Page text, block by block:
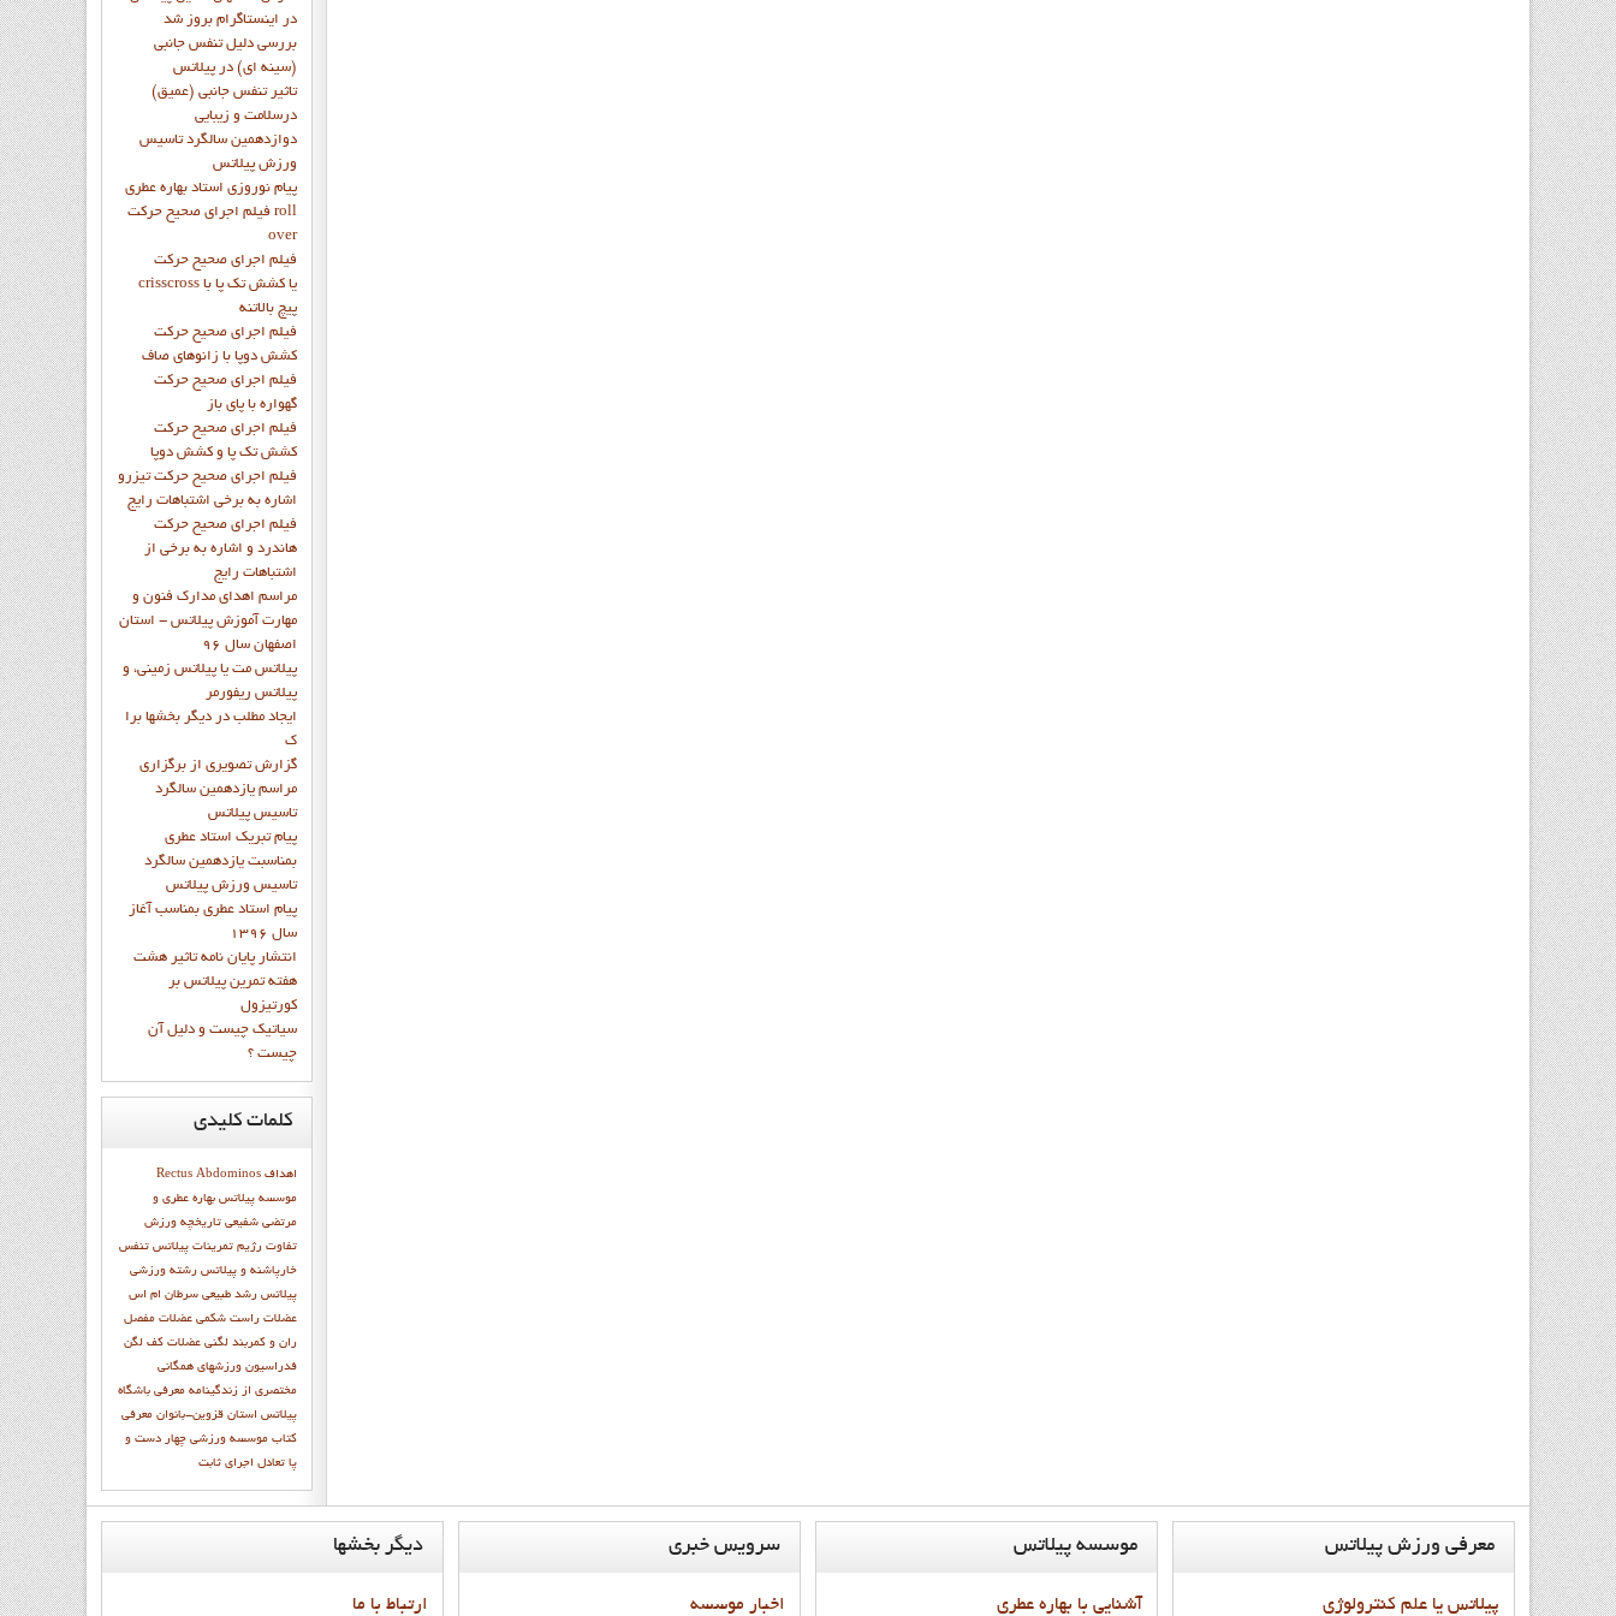
در اینستاگرام بروز شد
بررسی دلیل تنفس جانبی
(سینه ای) در پیلاتس
تاثیر تنفس جانبی (عمیق)
درسلامت و زیبایی
دوازدهمين سالگرد تاسيس
ورزش پيلاتس
پيام نوروزي استاد بهاره عطري
فيلم اجراي صحيح حرکت roll
over
فيلم اجراي صحيح حركت
crisscross يا كشش تك پا با
پيچ بالاتنه
فيلم اجراي صحيح حرکت
كشش دوپا با زانوهاي صاف
فيلم اجراي صحيح حرکت
گهواره با پاي باز
فيلم اجراي صحيح حرکت
کشش تک پا و کشش دوپا
فيلم اجراي صحيح حرکت تيزرو
اشاره به برخي اشتباهات رايج
فيلم اجراي صحيح حرکت
هاندرد و اشاره به برخي از
اشتباهات رايج
مراسم اهدای مدارک فنون و
مهارت آموزش پیلاتس - استان
اصفهان سال 96
پیلاتس مت یا پیلاتس زمینی، و
پیلاتس ریفورمر
ايجاد مطلب در ديگر بخشها برا
ک
گزارش تصويري از برگزاري
مراسم يازدهمين سالگرد
تاسيس پيلاتس
پيام تبريک استاد عطري
بمناسبت يازدهمين سالگرد
تاسيس ورزش پيلاتس
پيام استاد عطري بمناسب آغاز
سال 1396
انتشار پايان نامه تاثیر هشت
هفته تمرین پیلاتس بر
کورتیزول
سیاتیک چیست و دلیل آن
چیست ؟
کلمات کلیدی
Rectus Abdominos اهداف
موسسه پيلاتس بهاره عطري و
مرتضي شفيعي تاريخچه ورزش
تفاوت رژيم تمرینات پیلاتس تنفس
خارپاشنه و پیلاتس رشته ورزشي
پيلاتس رشد طبيعي سرطان ام اس
عضلات راست شکمی عضلات مفصل
ران و کمربند لگنی عضلات کف لگن
فدراسيون ورزشهاي همگاني
مختصري از زندگينامه معرفي باشگاه
پيلاتس استان قزوين-بانوان معرفي
کتاب موسسه ورزشي چهار دست و
پا تعادل اجراي ثابت
ديگر بخشها
ارتباط با ما
سرويس خبري
اخبار موسسه
موسسه پيلاتس
آشنايي با بهاره عطري
معرفي ورزش پيلاتس
پيلاتس يا علم کنترولوژي